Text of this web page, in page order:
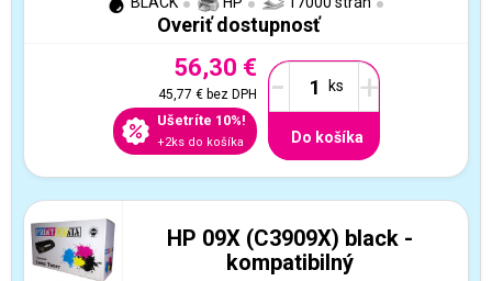
Overiť dostupnosť
56,30 €
45,77 €bez DPH
Ušetríte 10%!
+2ks do košíka
- +
Do košíka
HP 09X (C3909X) black -
kompatibilný